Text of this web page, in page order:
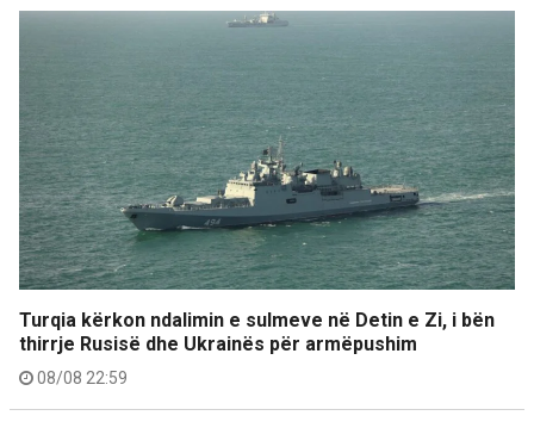
Turqia kërkon ndalimin e sulmeve në Detin e Zi, i bën
thirrje Rusisë dhe Ukrainës për armëpushim
08/08 22:59